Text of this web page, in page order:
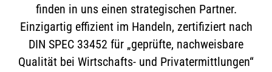
finden in uns einen strategischen Partner.
Einzigartig effizient im Handeln, zertifiziert nach
DIN SPEC 33452 für „geprüfte, nachweisbare
Qualität bei Wirtschafts- und Privatermittlungen“